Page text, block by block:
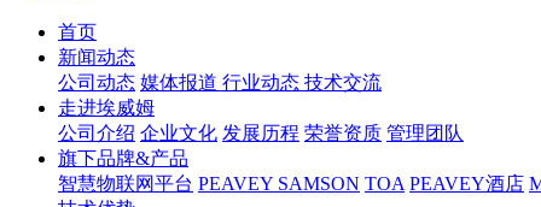
首页
新闻动态
公司动态 媒体报道 行业动态 技术交流
走进埃威姆
公司介绍 企业文化 发展历程 荣誉资质 管理团队
旗下品牌&产品
智慧物联网平台 PEAVEY SAMSON TOA PEAVEY酒店